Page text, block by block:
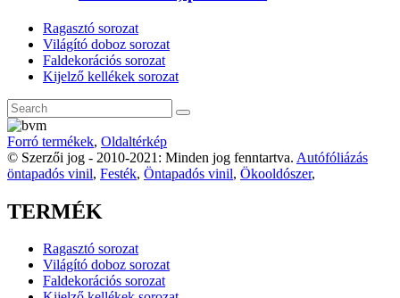
Ragasztó sorozat
Világító doboz sorozat
Faldekorációs sorozat
Kijelző kellékek sorozat
Forró termékek, Oldaltérkép
© Szerzői jog - 2010-2021: Minden jog fenntartva. Autófóliázás
öntapadós vinil, Festék, Öntapadós vinil, Ökooldószer,
TERMÉK
Ragasztó sorozat
Világító doboz sorozat
Faldekorációs sorozat